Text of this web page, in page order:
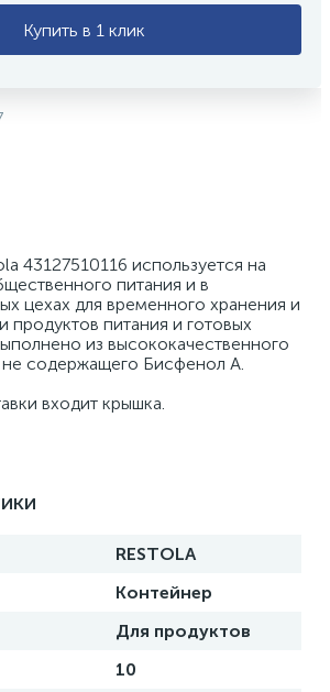
Купить в 1 клик
43127510116 используется на
питания и в
цехах для временного хранения и
продуктов питания и готовых
из высококачественного
содержащего Бисфенол А.
входит крышка.
RESTOLA
Контейнер
Для продуктов
10